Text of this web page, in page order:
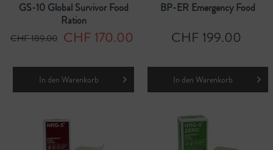
GS-10 Global Survivor Food
Ration
CHF 189.00 CHF 170.00
In den Warenkorb
BP-ER Emergency Food
CHF 199.00
In den Warenkorb